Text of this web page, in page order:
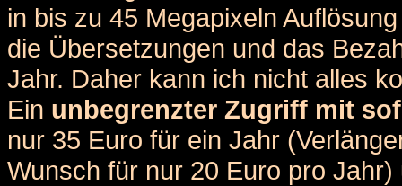
in bis zu 45 Megapixeln
die Übersetzungen und das
Jahr. Daher kann ich nicht alles
Ein unbegrenzter Zugriff mit
nur 35 Euro für ein Jahr
Wunsch für nur 20 Euro pro